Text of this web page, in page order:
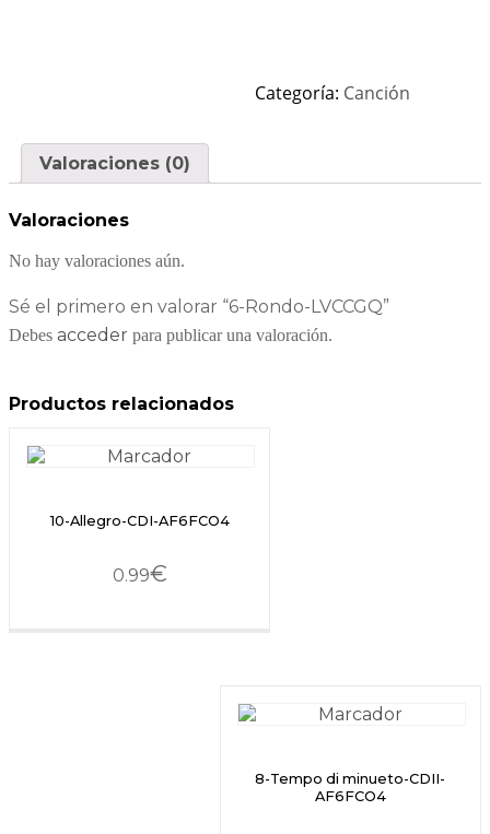
Categoría: Canción
Valoraciones (0)
Valoraciones
No hay valoraciones aún.
Sé el primero en valorar “6-Rondo-LVCCGQ”
Debes acceder para publicar una valoración.
Productos relacionados
10-Allegro-CDI-AF6FCO4
0.99€
8-Tempo di minueto-CDII-
AF6FCO4